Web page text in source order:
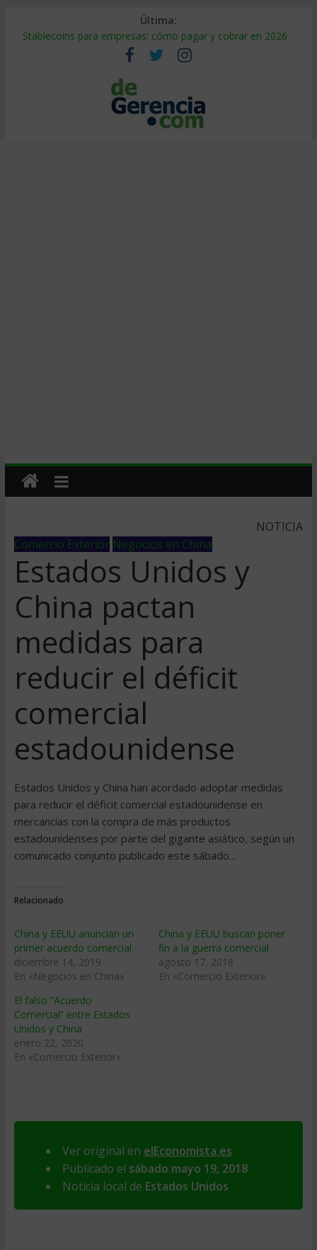
Última:
Stablecoins para empresas: cómo pagar y cobrar en 2026
Despido silencioso: qué es y por qué sale tan caro
IA en selección de personal: cómo auditarla a tiempo
Trabajo forzoso en la cadena de suministro: qué hacer
Mercado hispano de EE. UU.: cómo segmentarlo y venderle
NOTICIA
Comercio Exterior Negocios en China
Estados Unidos y
China pactan
medidas para
reducir el déficit
comercial
estadounidense
Estados Unidos y China han acordado adoptar medidas
para reducir el déficit comercial estadounidense en
mercancías con la compra de más productos
estadounidenses por parte del gigante asiático, según un
comunicado conjunto publicado este sábado…
Relacionado
China y EEUU anuncian un
primer acuerdo comercial
diciembre 14, 2019
En «Negocios en China»
China y EEUU buscan poner
fin a la guerra comercial
agosto 17, 2018
En «Comercio Exterior»
El falso “Acuerdo
Comercial” entre Estados
Unidos y China
enero 22, 2020
En «Comercio Exterior»
Ver original en elEconomista.es
Publicado el sábado mayo 19, 2018
Noticia local de Estados Unidos